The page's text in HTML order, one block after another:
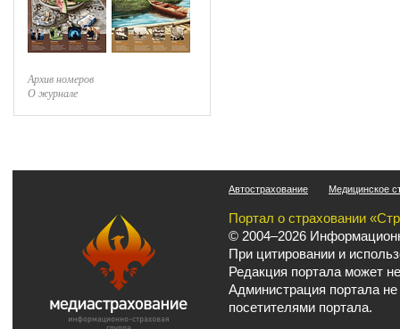
Архив номеров
О журнале
Автострахование Медицинское
Портал о страховании
© 2004–2026
При цитировании и
Редакция портала может
Администрация портала
посетителями портала.